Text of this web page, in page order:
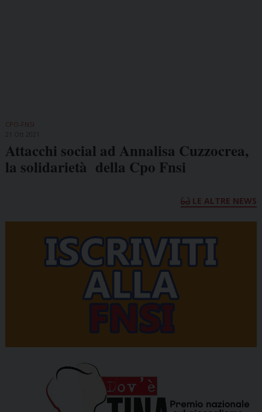
CPO-FNSI
Attacchi social ad Annalisa Cuzzocrea,
la solidarietà della Cpo Fnsi
LE ALTRE NEWS